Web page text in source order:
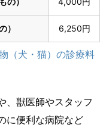
） 6,250円
（犬・猫）の診療料
、獣医師やスタッフ
に便利な病院など